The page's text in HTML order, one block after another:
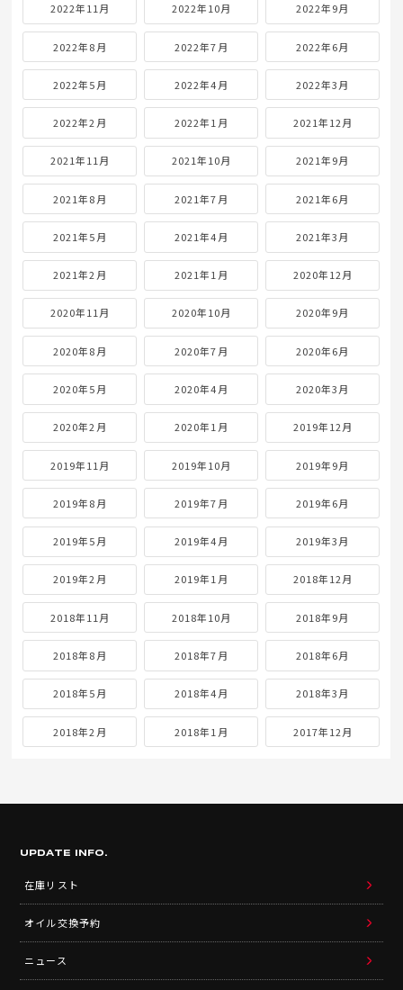
2022年11月 2022年10月 2022年9月
2022年8月 2022年7月 2022年6月
2022年5月 2022年4月 2022年3月
2022年2月 2022年1月 2021年12月
2021年11月 2021年10月 2021年9月
2021年8月 2021年7月 2021年6月
2021年5月 2021年4月 2021年3月
2021年2月 2021年1月 2020年12月
2020年11月 2020年10月 2020年9月
2020年8月 2020年7月 2020年6月
2020年5月 2020年4月 2020年3月
2020年2月 2020年1月 2019年12月
2019年11月 2019年10月 2019年9月
2019年8月 2019年7月 2019年6月
2019年5月 2019年4月 2019年3月
2019年2月 2019年1月 2018年12月
2018年11月 2018年10月 2018年9月
2018年8月 2018年7月 2018年6月
2018年5月 2018年4月 2018年3月
2018年2月 2018年1月 2017年12月
UPDATE INFO.
在庫リスト
オイル交換予約
ニュース